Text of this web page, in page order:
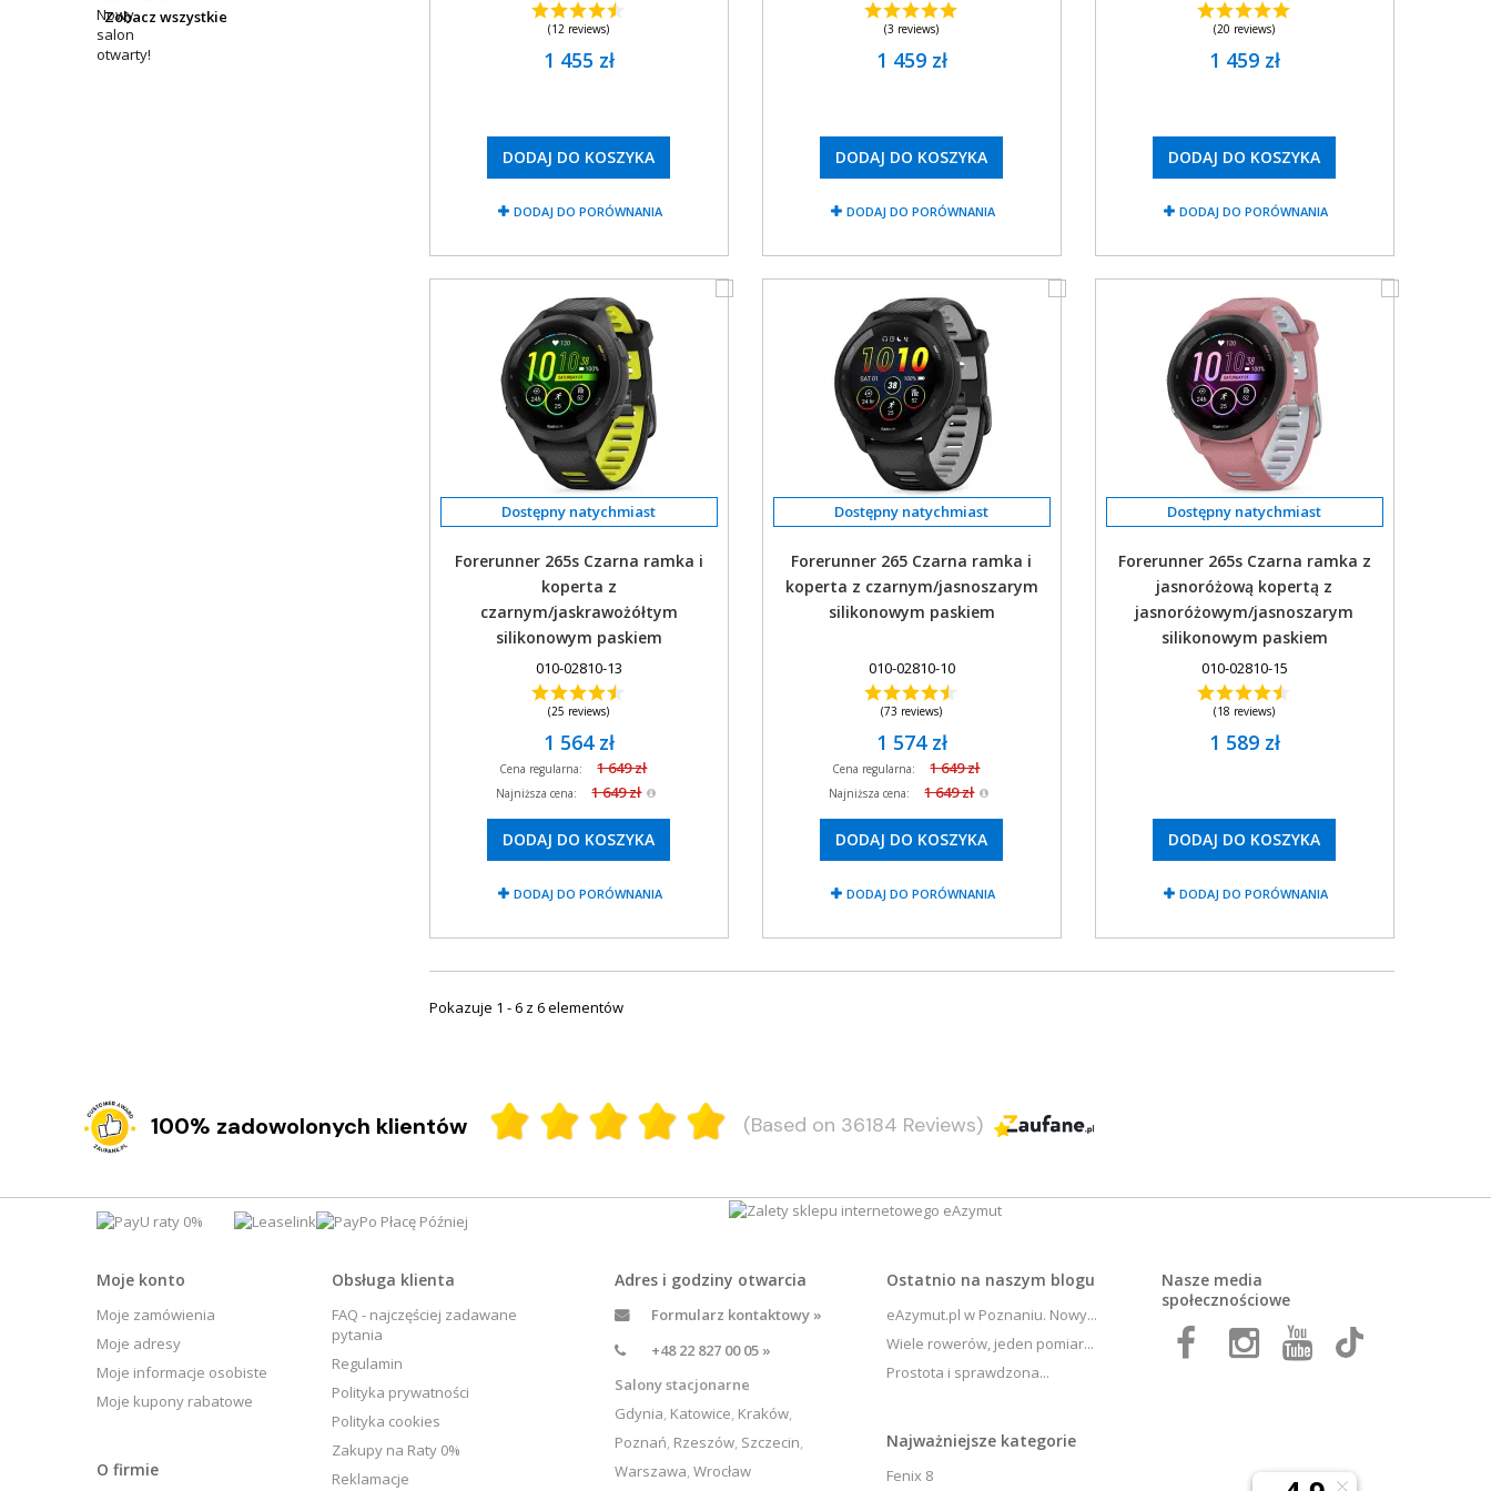
Zobacz wszystkie
(12 reviews)
1 455 zł
DODAJ DO KOSZYKA
DODAJ DO PORÓWNANIA
(3 reviews)
1 459 zł
DODAJ DO KOSZYKA
DODAJ DO PORÓWNANIA
(20 reviews)
1 459 zł
DODAJ DO KOSZYKA
DODAJ DO PORÓWNANIA
Forerunner 265s Czarna ramka i
koperta z
czarnym/jaskrawożółtym
silikonowym paskiem
010-02810-13
(25 reviews)
1 564 zł
Cena regularna: 1 649 zł
Najniższa cena: 1 649 zł
DODAJ DO KOSZYKA
DODAJ DO PORÓWNANIA
Forerunner 265 Czarna ramka i
koperta z czarnym/jasnoszarym
silikonowym paskiem
010-02810-10
(73 reviews)
1 574 zł
Cena regularna: 1 649 zł
Najniższa cena: 1 649 zł
DODAJ DO KOSZYKA
DODAJ DO PORÓWNANIA
Forerunner 265s Czarna ramka z
jasnoróżową kopertą z
jasnoróżowym/jasnoszarym
silikonowym paskiem
010-02810-15
(18 reviews)
1 589 zł
DODAJ DO KOSZYKA
DODAJ DO PORÓWNANIA
Pokazuje 1 - 6 z 6 elementów
100% zadowolonych klientów (Based on 36184 Reviews)
Moje konto
Moje zamówienia
Moje adresy
Moje informacje osobiste
Moje kupony rabatowe
O firmie
Obsługa klienta
FAQ - najczęściej zadawane
pytania
Regulamin
Polityka prywatności
Polityka cookies
Zakupy na Raty 0%
Reklamacje
Adres i godziny otwarcia
Formularz kontaktowy »
+48 22 827 00 05 »
Salony stacjonarne
Gdynia, Katowice, Kraków,
Poznań, Rzeszów, Szczecin,
Warszawa, Wrocław
Ostatnio na naszym blogu
eAzymut.pl w Poznaniu. Nowy...
Wiele rowerów, jeden pomiar...
Prostota i sprawdzona...
Najważniejsze kategorie
Fenix 8
Nasze media
społecznościowe